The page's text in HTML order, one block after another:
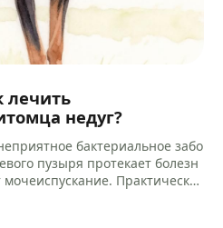
лечить
недуг?
бактериальное забо
пузыря протекает болезн
Практически